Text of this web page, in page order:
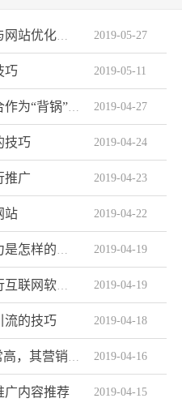
如何将微博软性广告的推广与网站优化关系 2019-05-27
巧 2019-05-11
对于现如今与其他人的微博合作为“背锅”状态 2019-04-27
技巧 2019-04-24
推广 2019-04-23
站 2019-04-22
关于新浪微博的未来盈利能力是怎样的趋势 2019-04-19
如何在热门事件的帮助下进行互联网软性广告营销 2019-04-19
流的技巧 2019-04-18
微博和小红书的“含烟量”非常高，其营销目标是针对女性和青年。 2019-04-16
广内容推荐 2019-04-15